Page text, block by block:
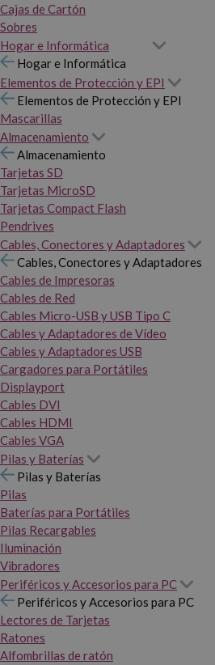
Cajas de Cartón
Sobres
Hogar e Informática
Hogar e Informática
Elementos de Protección y EPI
Elementos de Protección y EPI
Mascarillas
Almacenamiento
Almacenamiento
Tarjetas SD
Tarjetas MicroSD
Tarjetas Compact Flash
Pendrives
Cables, Conectores y Adaptadores
Cables, Conectores y Adaptadores
Cables de Impresoras
Cables de Red
Cables Micro-USB y USB Tipo C
Cables y Adaptadores de Vídeo
Cables y Adaptadores USB
Cargadores para Portátiles
Displayport
Cables DVI
Cables HDMI
Cables VGA
Pilas y Baterías
Pilas y Baterías
Pilas
Baterías para Portátiles
Pilas Recargables
Iluminación
Vibradores
Periféricos y Accesorios para PC
Periféricos y Accesorios para PC
Lectores de Tarjetas
Ratones
Alfombrillas de ratón